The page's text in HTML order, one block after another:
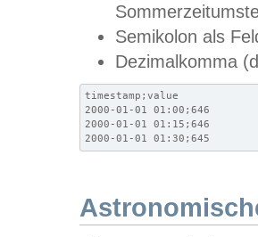
Semikolon als
Dezimalkomma
timestamp;value
2000-01-01 01:00;646
2000-01-01 01:15;646
2000-01-01 01:30;645